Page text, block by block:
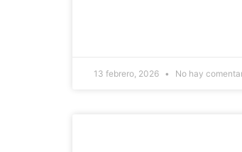
13 febrero, 2026 No hay